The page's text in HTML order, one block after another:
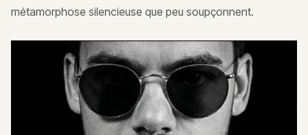
métamorphose silencieuse que peu soupçonnent.